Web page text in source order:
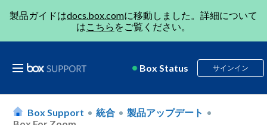
製品ガイドはdocs.box.comに移動しました。詳細について
はこちら をご覧ください。
Box Status サインイン
Box Support 統合
製品アップデート